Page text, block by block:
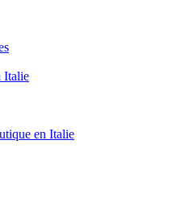
Italie
en Italie